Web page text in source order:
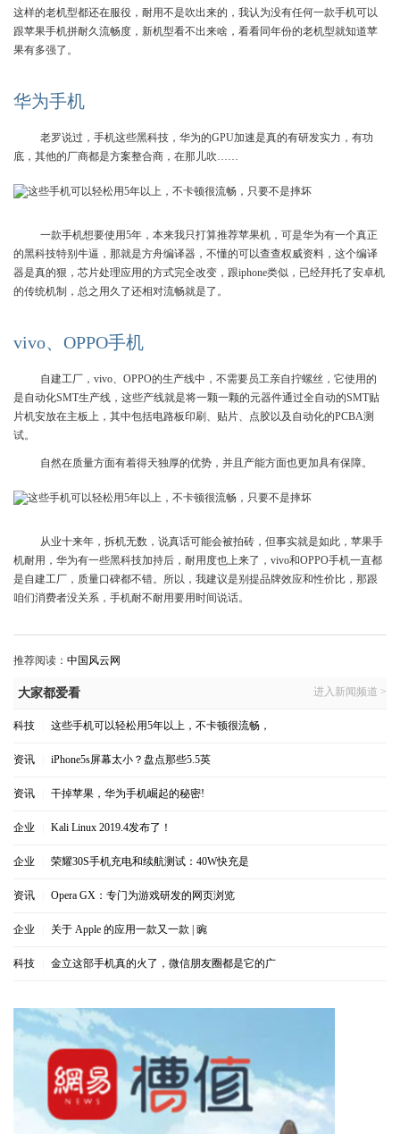
这样的老机型都还在服役，耐用不是吹出来的，我认为没有任何一款手机可以
跟苹果手机拼耐久流畅度，新机型看不出来啥，看看同年份的老机型就知道苹
果有多强了。
华为手机
老罗说过，手机这些黑科技，华为的GPU加速是真的有研发实力，有功
底，其他的厂商都是方案整合商，在那儿吹……
一款手机想要使用5年，本来我只打算推荐苹果机，可是华为有一个真正
的黑科技特别牛逼，那就是方舟编译器，不懂的可以查查权威资料，这个编译
器是真的狠，芯片处理应用的方式完全改变，跟iphone类似，已经拜托了安卓机
的传统机制，总之用久了还相对流畅就是了。
vivo、OPPO手机
自建工厂，vivo、OPPO的生产线中，不需要员工亲自拧螺丝，它使用的
是自动化SMT生产线，这些产线就是将一颗一颗的元器件通过全自动的SMT贴
片机安放在主板上，其中包括电路板印刷、贴片、点胶以及自动化的PCBA测
试。
自然在质量方面有着得天独厚的优势，并且产能方面也更加具有保障。
从业十来年，拆机无数，说真话可能会被拍砖，但事实就是如此，苹果手
机耐用，华为有一些黑科技加持后，耐用度也上来了，vivo和OPPO手机一直都
是自建工厂，质量口碑都不错。所以，我建议是别提品牌效应和性价比，那跟
咱们消费者没关系，手机耐不耐用要用时间说话。
推荐阅读： 中国风云网
大家都爱看 进入新闻频道 >
科技 这些手机可以轻松用5年以上，不卡顿很流畅，
资讯 iPhone5s屏幕太小？盘点那些5.5英
资讯 干掉苹果，华为手机崛起的秘密!
企业 Kali Linux 2019.4发布了！
企业 荣耀30S手机充电和续航测试：40W快充是
资讯 Opera GX：专门为游戏研发的网页浏览
企业 关于 Apple 的应用一款又一款 | 豌
科技 金立这部手机真的火了，微信朋友圈都是它的广